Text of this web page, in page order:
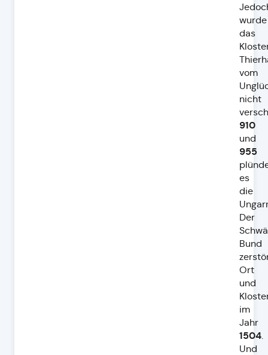
wurde
das
vom
nicht
910
und
955
es
die
Der
Bund
Ort
und
im
Jahr
1504
Und